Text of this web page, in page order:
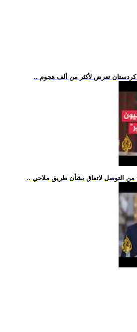
كردستان تعرض لأكثر من ألف هجوم
من التوصل لاتفاق بشأن طريق ملاحي